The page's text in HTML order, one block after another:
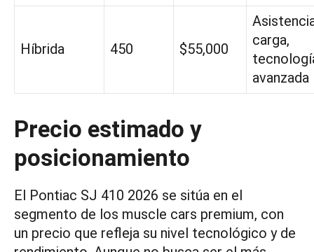
Híbrida 450 $55,000
carga,
avanzada
Precio estimado y
posicionamiento
El Pontiac SJ 410 2026 se sitúa en el
segmento de los muscle cars premium, con
un precio que refleja su nivel tecnológico y de